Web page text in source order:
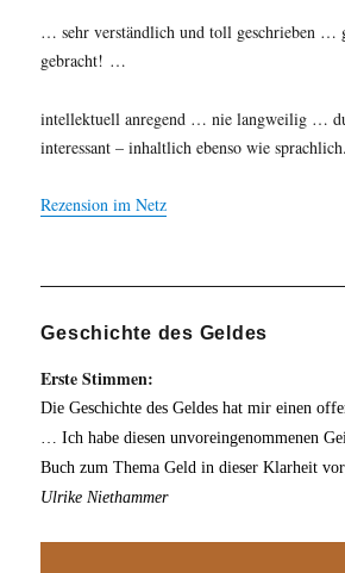
… sehr verständlich und toll geschrieben …
gebracht! …
intellektuell anregend … nie langweilig …
interessant – inhaltlich ebenso wie sprachlich.
Rezension im Netz
Geschichte des Geldes
Erste Stimmen:
Die Geschichte des Geldes hat mir einen
… Ich habe diesen unvoreingenommenen
Buch zum Thema Geld in dieser Klarheit
Ulrike Niethammer